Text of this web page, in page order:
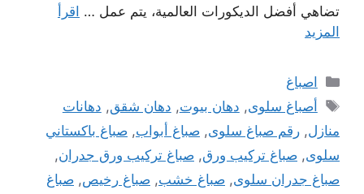
تضاهي أفضل الديكورات العالمية، يتم عمل … اقرأ
المزيد
التصنيفات
اصباغ
الوسوم
أصباغ سلوى, دهان بيوت, دهان شقق, دهانات
منازل, رقم صباغ سلوى, صباغ أبواب, صباغ باكستاني
سلوى, صباغ تركيب ورق, صباغ تركيب ورق جدران,
صباغ جدران سلوى, صباغ خشب, صباغ رخيص, صباغ